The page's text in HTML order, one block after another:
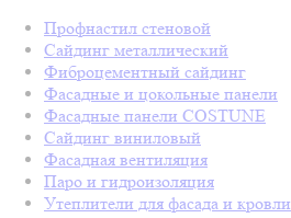
Профнастил стеновой
Сайдинг металлический
Фиброцементный сайдинг
Фасадные и цокольные панели
Фасадные панели COSTUNE
Сайдинг виниловый
Фасадная вентиляция
Паро и гидроизоляция
Утеплители для фасада и кровли